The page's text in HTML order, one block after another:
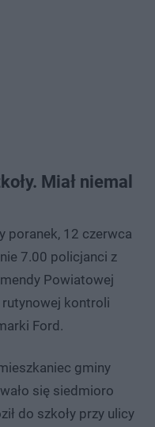
Miał niemal
poranek, 12 czerwca
7.00 policjanci z
Powiatowej
kontroli
Ford.
gminy
się siedmioro
do szkoły przy ulicy